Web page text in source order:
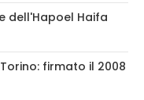
dell'Hapoel Haifa
firmato il 2008